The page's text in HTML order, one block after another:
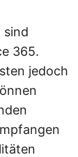
sind
365.
jedoch